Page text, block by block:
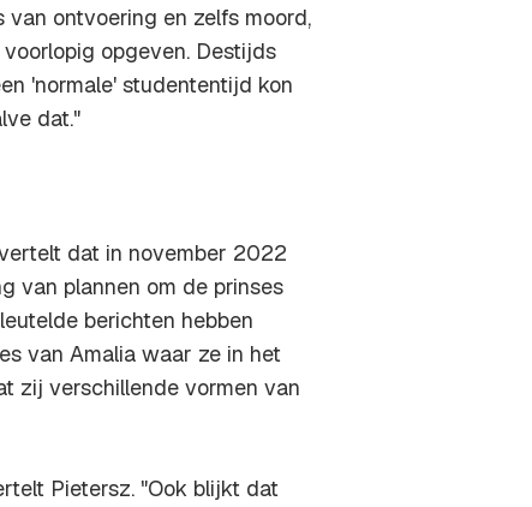
ontvoering en zelfs moord,
opgeven. Destijds
'normale' studententijd kon
dat."
dat in november 2022
van plannen om de prinses
berichten hebben
van Amalia waar ze in het
zij verschillende vormen van
Pietersz. "Ook blijkt dat